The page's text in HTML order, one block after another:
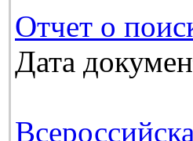
Отчет о
Дата